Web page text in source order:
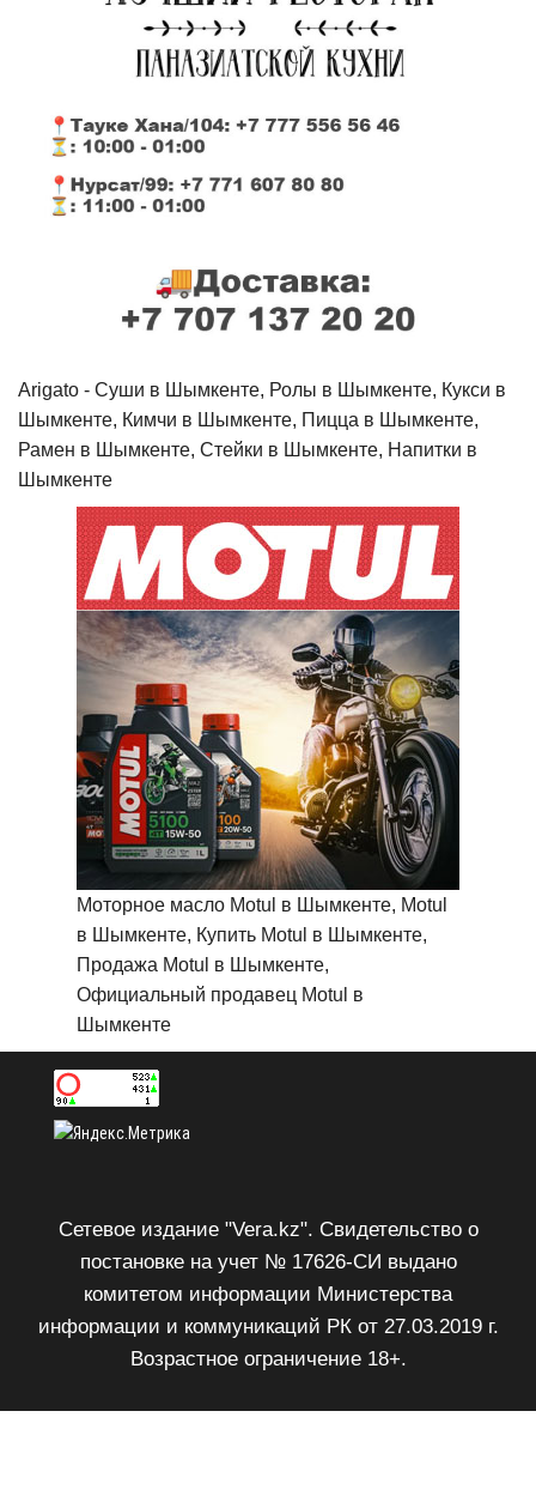
Arigato - Cуши в Шымкенте, Ролы в Шымкенте, Кукси в
Шымкенте, Кимчи в Шымкенте, Пицца в Шымкенте,
Рамен в Шымкенте, Стейки в Шымкенте, Напитки в
Шымкенте
Моторное масло Motul в Шымкенте, Motul
в Шымкенте, Купить Motul в Шымкенте,
Продажа Motul в Шымкенте,
Официальный продавец Motul в
Шымкенте
Сетевое издание "Vera.kz". Свидетельство о
постановке на учет № 17626-СИ выдано
комитетом информации Министерства
информации и коммуникаций РК от 27.03.2019 г.
Возрастное ограничение 18+.